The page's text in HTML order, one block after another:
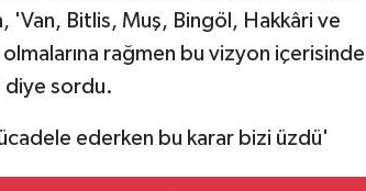
'Van, Bitlis, Muş, Bingöl, Hakkâri ve
rağmen bu vizyon içerisinde
diye sordu.
ederken bu karar bizi üzdü'